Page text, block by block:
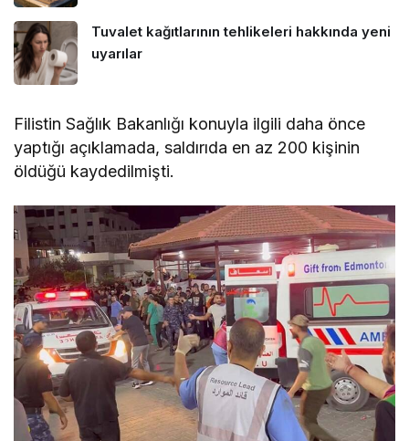
Tuvalet kağıtlarının tehlikeleri hakkında yeni
uyarılar
Filistin Sağlık Bakanlığı konuyla ilgili daha önce
yaptığı açıklamada, saldırıda en az 200 kişinin
öldüğü kaydedilmişti.